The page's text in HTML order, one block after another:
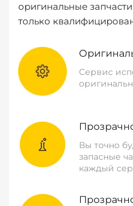
оригинальные
только
Сервис
Вы точно
запасные
каждый